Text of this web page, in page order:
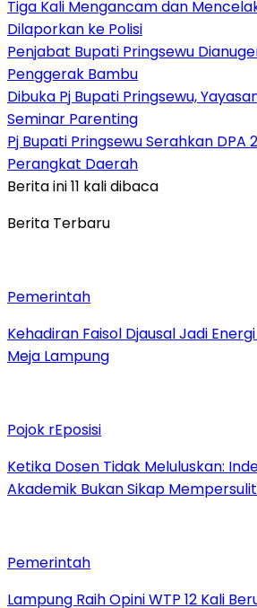
Tiga Kali Mengancam dan
Dilaporkan ke Polisi
Penjabat Bupati Pringsewu
Penggerak Bambu
Dibuka Pj Bupati Pringsewu,
Seminar Parenting
Pj Bupati Pringsewu Serahkan DPA
Perangkat Daerah
Berita ini 11 kali dibaca
Berita Terbaru
Pemerintah
Kehadiran Faisol Djausal Jadi
Meja Lampung
Pojok rEposisi
Ketika Dosen Tidak Meluluskan:
Akademik Bukan Sikap
Pemerintah
Lampung Raih Opini WTP 12 Kali